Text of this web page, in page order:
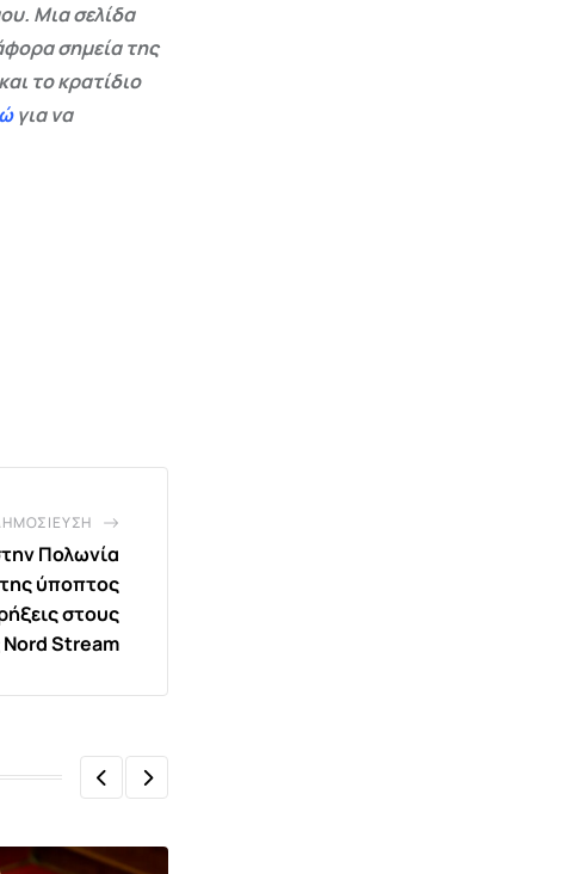
Μια σελίδα
σημεία της
το κρατίδιο
για να
Πολωνία
ύποπτος
στους
Stream